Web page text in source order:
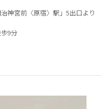
神宮前〈原宿〉駅」5出口より
9分